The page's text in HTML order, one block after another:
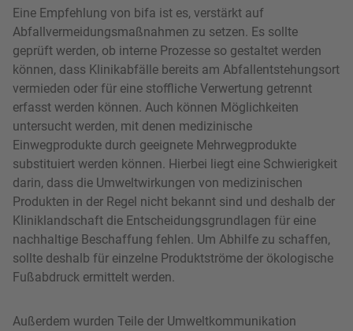
Eine Empfehlung von bifa ist es, verstärkt auf
Abfallvermeidungsmaßnahmen zu setzen. Es sollte
geprüft werden, ob interne Prozesse so gestaltet werden
können, dass Klinikabfälle bereits am Abfallentstehungsort
vermieden oder für eine stoffliche Verwertung getrennt
erfasst werden können. Auch können Möglichkeiten
untersucht werden, mit denen medizinische
Einwegprodukte durch geeignete Mehrwegprodukte
substituiert werden können. Hierbei liegt eine Schwierigkeit
darin, dass die Umweltwirkungen von medizinischen
Produkten in der Regel nicht bekannt sind und deshalb der
Kliniklandschaft die Entscheidungsgrundlagen für eine
nachhaltige Beschaffung fehlen. Um Abhilfe zu schaffen,
sollte deshalb für einzelne Produktströme der ökologische
Fußabdruck ermittelt werden.
Außerdem wurden Teile der Umweltkommunikation